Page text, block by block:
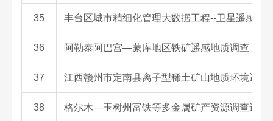
35 丰台区城市精细化管理大数据工程--卫星遥感数
36 阿勒泰阿巴宫—蒙库地区铁矿遥感地质调查
37 江西赣州市定南县离子型稀土矿山地质环境遥感
38 格尔木—玉树州富铁等多金属矿产资源调查遥感